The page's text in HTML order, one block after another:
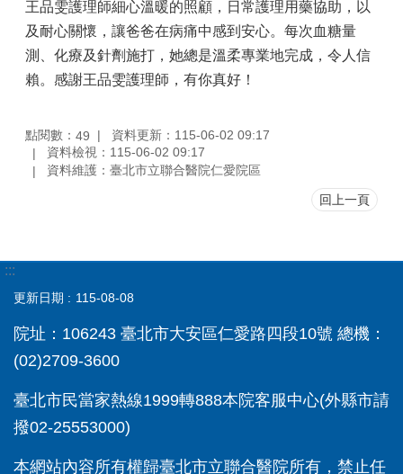
王品雯護理師細心溫暖的照顧，日常護理用藥協助，以
及耐心關懷，讓爸爸在病痛中感到安心。每次血糖量
測、化療及針劑施打，她總是溫柔專業地完成，令人信
賴。感謝王品雯護理師，有你真好！
點閱數： 49
資料更新：115-06-02 09:17
資料檢視：115-06-02 09:17
資料維護：臺北市立聯合醫院仁愛院區
回上一頁
:::
更新日期 115-08-08
院址：106243 臺北市大安區仁愛路四段10號 總機：
(02)2709-3600
臺北市民當家熱線1999轉888本院客服中心(外縣市請
撥02-25553000)
本網站內容所有權歸臺北市立聯合醫院所有，禁止任